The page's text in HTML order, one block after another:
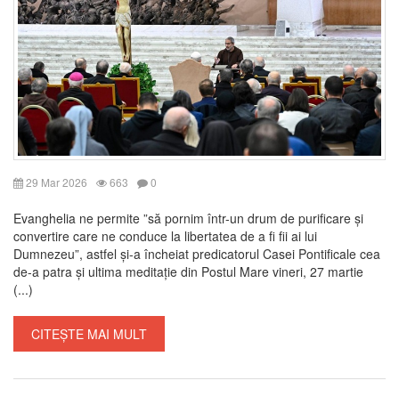
29 Mar 2026 663 0
Evanghelia ne permite ”să pornim într-un drum de purificare și
convertire care ne conduce la libertatea de a fi fii ai lui
Dumnezeu”, astfel și-a încheiat predicatorul Casei Pontificale cea
de-a patra și ultima meditație din Postul Mare vineri, 27 martie
(...)
CITEȘTE MAI MULT